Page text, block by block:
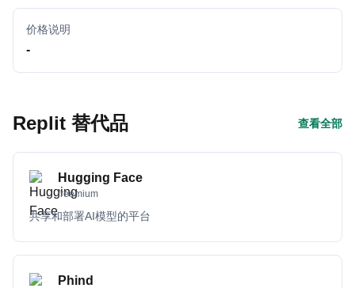
价格说明
-
Replit 替代品 查看全部
Hugging Face
freemium
共享和部署AI模型的平台
Phind